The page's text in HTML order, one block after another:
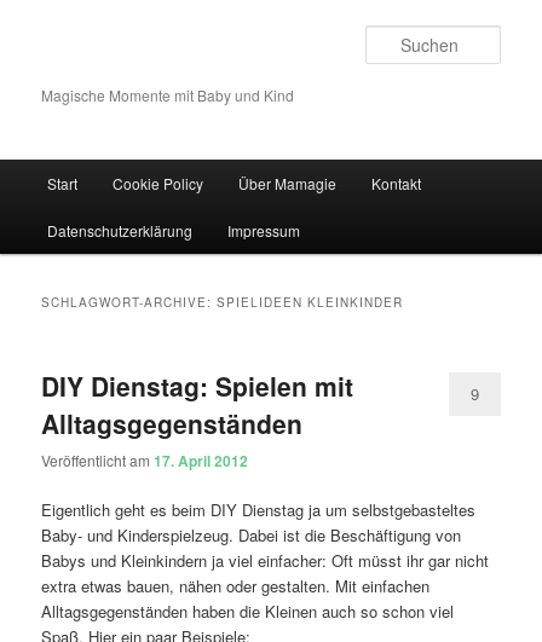
Magische Momente mit Baby und Kind
Zum Inhalt wechseln
Zum sekundären Inhalt wechseln
Start Cookie Policy Über Mamagie Kontakt
Datenschutzerklärung Impressum
SCHLAGWORT-ARCHIVE:SPIELIDEEN KLEINKINDER
DIY Dienstag: Spielen mit
Alltagsgegenständen
Veröffentlicht am17. April 2012
9
Eigentlich geht es beim DIY Dienstag ja um selbstgebasteltes
Baby- und Kinderspielzeug. Dabei ist die Beschäftigung von
Babys und Kleinkindern ja viel einfacher: Oft müsst ihr gar nicht
extra etwas bauen, nähen oder gestalten. Mit einfachen
Alltagsgegenständen haben die Kleinen auch so schon viel
Spaß. Hier ein paar Beispiele: